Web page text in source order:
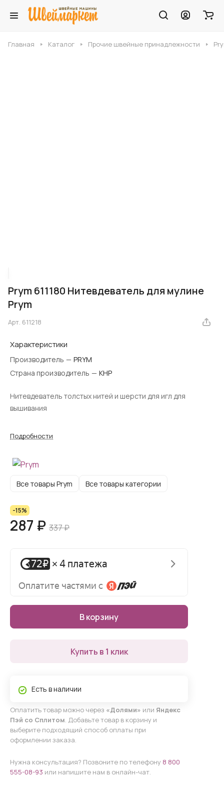
Главная Каталог Прочие швейные принадлежности
Prym 611180 Нитевдеватель для мулине
Prym
Арт. 611218
Характеристики
Производитель — PRYM
Страна производитель — КНР
Нитевдеватель толстых нитей и шерсти для игл для
вышивания
Подробности
Все товары Prym Все товары категории
-15%
287 ₽ 337 ₽
В корзину
Купить в 1 клик
Есть в наличии
Оплатить товар можно через «Долями» или Яндекс
Пэй со Сплитом. Добавьте товар в корзину и
выберите подходящий способ оплаты при
оформлении заказа.
Нужна консультация? Позвоните по телефону 8 800
555-08-93 или напишите нам в онлайн-чат.